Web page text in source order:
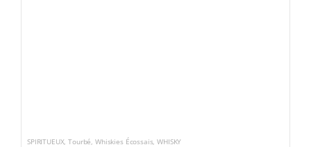
SPIRITUEUX ,Tourbé Whiskies Écossais ,WHISKY